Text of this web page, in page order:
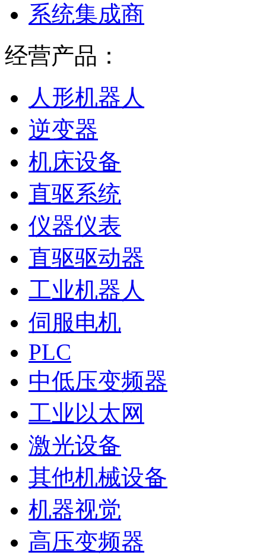
系统集成商
经营产品：
人形机器人
逆变器
机床设备
直驱系统
仪器仪表
直驱驱动器
工业机器人
伺服电机
PLC
中低压变频器
工业以太网
激光设备
其他机械设备
机器视觉
高压变频器